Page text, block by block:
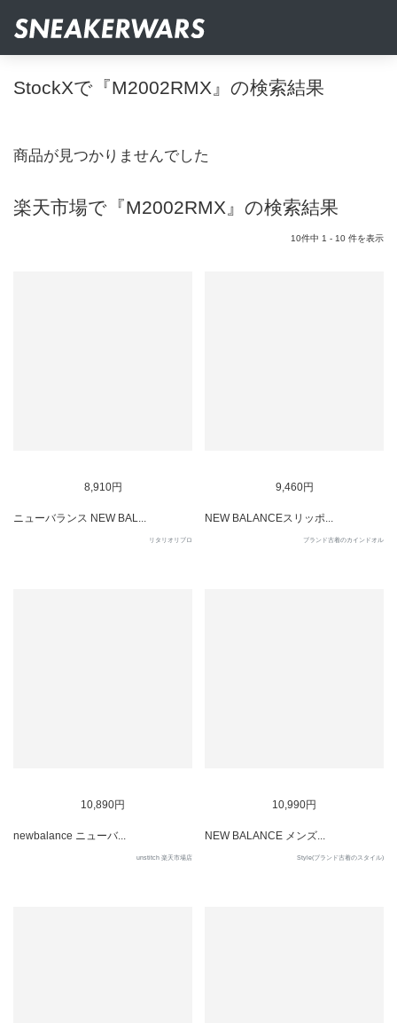
StockXで『M2002RMX』の検索結果
商品が見つかりませんでした
楽天市場で『M2002RMX』の検索結果
10件中 1 - 10 件を表示
8,910円
ニューバランス NEW BAL...
リタリオリブロ
9,460円
NEW BALANCEスリッポ...
ブランド古着のカインドオル
10,890円
newbalance ニューバ...
unstitch 楽天市場店
10,990円
NEW BALANCE メンズ...
Style(ブランド古着のスタイル)